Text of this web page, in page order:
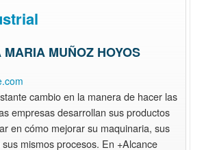
MUÑOZ HOYOS
cambio en la manera de hacer las
empresas desarrollan sus productos
en cómo mejorar su maquinaria, sus
mismos procesos. En +Alcance